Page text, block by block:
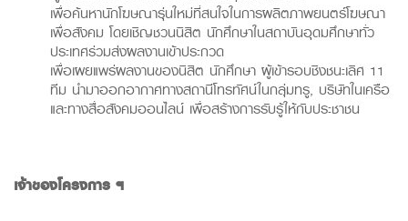
เพื่อค้นหานักโฆษณารุ่นใหม่ที่สนใจในการผลิตภาพยนตร์โฆษณา
เพื่อสังคม โดยเชิญชวนนิสิต นักศึกษาในสถาบันอุดมศึกษาทั่ว
ประเทศร่วมส่งผลงานเข้าประกวด
เพื่อเผยแพร่ผลงานของนิสิต นักศึกษา ผู้เข้ารอบชิงชนะเลิศ 11
ทีม นำมาออกอากาศทางสถานีโทรทัศน์ในกลุ่มทรู, บริษัทในเครือ
และทางสื่อสังคมออนไลน์ เพื่อสร้างการรับรู้ให้กับประชาชน
เจ้าของโครงการ ฯ